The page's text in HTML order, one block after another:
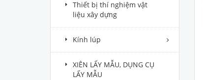
Thiết bị thí nghiệm vật
liệu xây dựng
Kính lúp
XIÊN LẤY MẪU, DỤNG CỤ
LẤY MẪU